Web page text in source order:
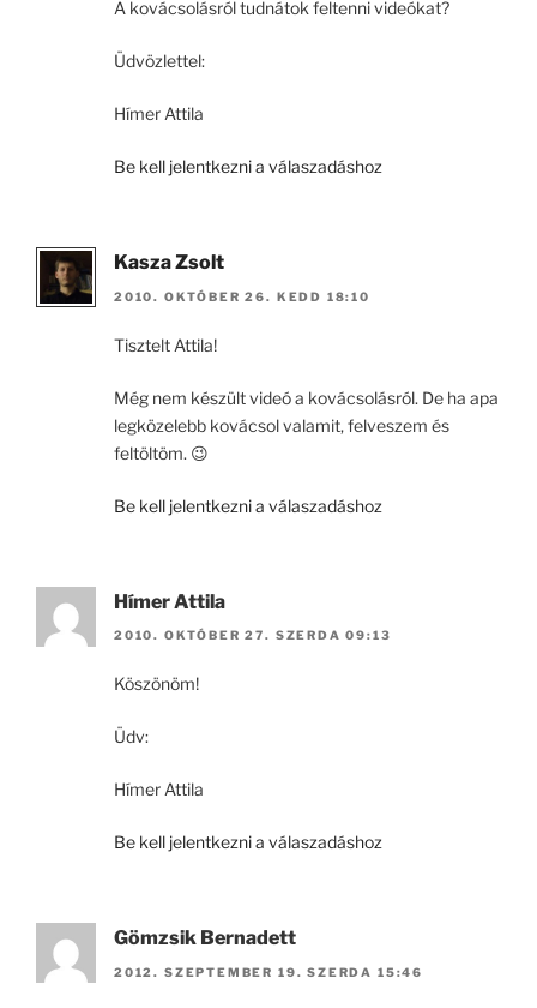
A kovácsolásról tudnátok feltenni videókat?
Üdvözlettel:
Hímer Attila
Be kell jelentkezni a válaszadáshoz
Kasza Zsolt
2010. OKTÓBER 26. KEDD 18:10
Tisztelt Attila!
Még nem készült videó a kovácsolásról. De ha apa
legközelebb kovácsol valamit, felveszem és
feltöltöm. 😉
Be kell jelentkezni a válaszadáshoz
Hímer Attila
2010. OKTÓBER 27. SZERDA 09:13
Köszönöm!
Üdv:
Hímer Attila
Be kell jelentkezni a válaszadáshoz
Gömzsik Bernadett
2012. SZEPTEMBER 19. SZERDA 15:46